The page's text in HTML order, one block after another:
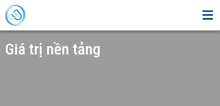
Giá trị nền tảng